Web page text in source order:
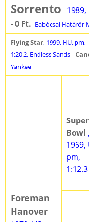
Sorrento 1989,
- 0 Ft. Babócsai Határőr
Flying Star, 1999, HU, pm,
1:20.2, Endless Sands
Yankee
Foreman
Hanover
Super
Bowl ,
1969,
pm,
1:12.3